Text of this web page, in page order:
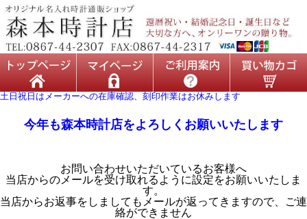
土日祝日はメーカーへの在庫確認、刻印作業はお休みします
今年も森本時計店をよろしくお願いいたします
お問い合わせいただいているお客様へ
当店からのメールを受け取れるように設定をお願いいたしま
す。
当店からお返事をしましてもメールが返ってきますので、ご連
絡ができません